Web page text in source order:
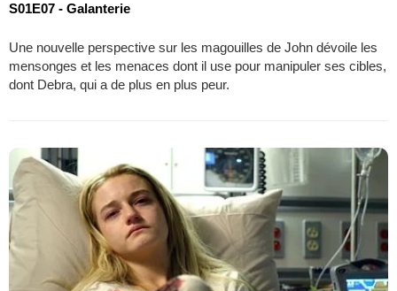
S01E07 - Galanterie
Une nouvelle perspective sur les magouilles de John dévoile les
mensonges et les menaces dont il use pour manipuler ses cibles,
dont Debra, qui a de plus en plus peur.